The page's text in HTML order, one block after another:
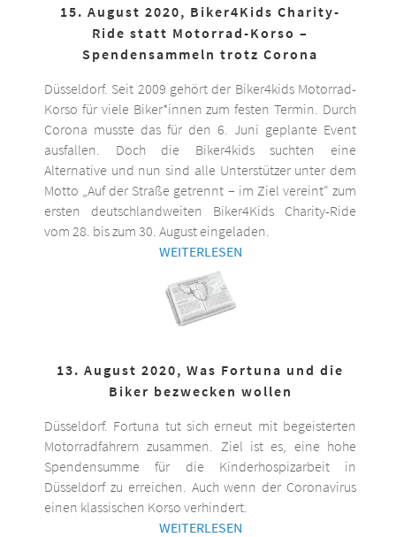
15. August 2020, Biker4Kids Charity-
Ride statt Motorrad-Korso –
Spendensammeln trotz Corona
Düsseldorf. Seit 2009 gehört der Biker4kids Motorrad-
Korso für viele Biker*innen zum festen Termin. Durch
Corona musste das für den 6. Juni geplante Event
ausfallen. Doch die Biker4kids suchten eine
Alternative und nun sind alle Unterstützer unter dem
Motto „Auf der Straße getrennt – im Ziel vereint“ zum
ersten deutschlandweiten Biker4Kids Charity-Ride
vom 28. bis zum 30. August eingeladen.
WEITERLESEN
13. August 2020, Was Fortuna und die
Biker bezwecken wollen
Düsseldorf. Fortuna tut sich erneut mit begeisterten
Motorradfahrern zusammen. Ziel ist es, eine hohe
Spendensumme für die Kinderhospizarbeit in
Düsseldorf zu erreichen. Auch wenn der Coronavirus
einen klassischen Korso verhindert.
WEITERLESEN